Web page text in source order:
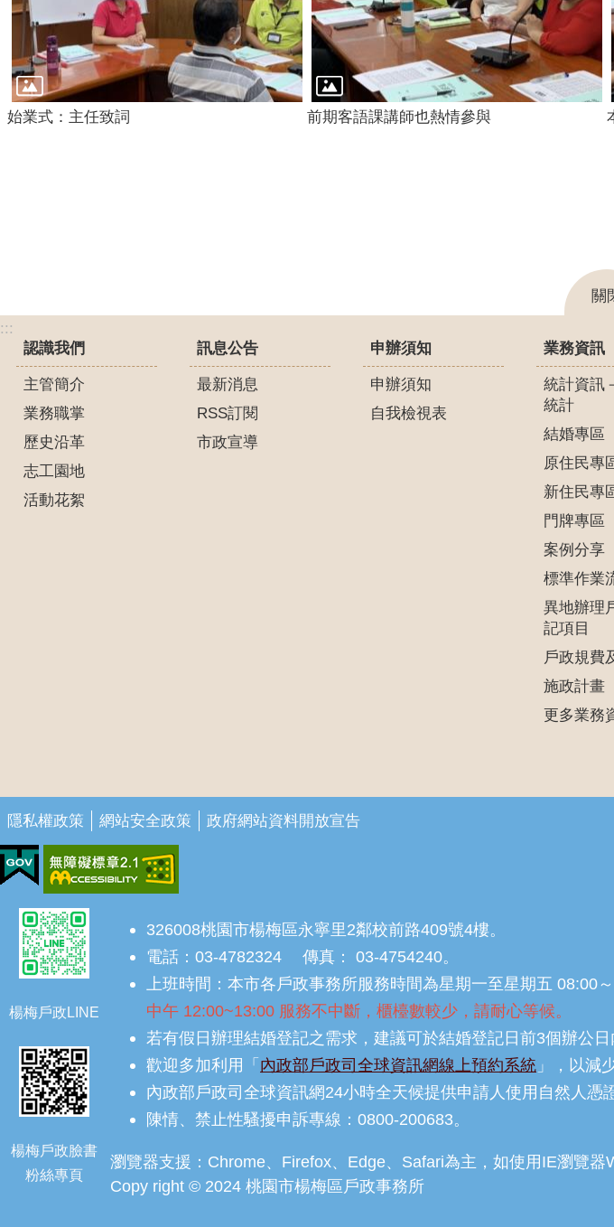
始業式：主任致詞 前期客語課講師也熱情參與
關
:::
認識我們
主管簡介
業務職掌
歷史沿革
志工園地
活動花絮
訊息公告
最新消息
RSS訂閱
市政宣導
申辦須知
申辦須知
自我檢視表
業務資訊
統計資訊
統計
結婚專區
原住民專
新住民專
門牌專區
案例分享
標準作業
異地辦理
記項目
戶政規費
施政計畫
更多業務
隱私權政策 網站安全政策 政府網站資料開放宣告
楊梅戶政LINE
楊梅戶政臉書
粉絲專頁
326008桃園市楊梅區永寧里2鄰校前路409號4樓。
電話：03-4782324 傳真： 03-4754240。
上班時間：本市各戶政事務所服務時間為星期一至星期五 08:00～
中午 12:00~13:00 服務不中斷，櫃檯數較少，請耐心等候。
若有假日辦理結婚登記之需求，建議可於結婚登記日前3個辦公
歡迎多加利用「內政部戶政司全球資訊網線上預約系統 」，以減
內政部戶政司全球資訊網24小時全天候提供申請人使用自然人憑
陳情、禁止性騷擾申訴專線：0800-200683。
瀏覽器支援：Chrome、Firefox、Edge、Safari為主，如使用IE瀏覽
Copy right © 2024 桃園市楊梅區戶政事務所